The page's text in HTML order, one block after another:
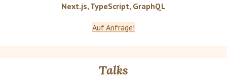
Next.js, TypeScript, GraphQL
Auf Anfrage!
Talks